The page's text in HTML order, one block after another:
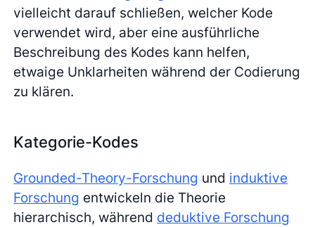
vielleicht darauf schließen, welcher Kode
verwendet wird, aber eine ausführliche
Beschreibung des Kodes kann helfen,
etwaige Unklarheiten während der Codierung
zu klären.
Kategorie-Kodes
Grounded-Theory-Forschung und induktive
Forschung entwickeln die Theorie
hierarchisch, während deduktive Forschung